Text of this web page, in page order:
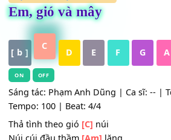
HỢP ÂM,Nhạc Trữ Tình
Em, gió và mây
[ b ]
C
D E F G
ON
Sáng tác: Phạm Anh Dũng | Ca sĩ: